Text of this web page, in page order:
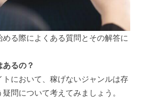
る際によくある質問とその解答に
るの？
において、稼げないジャンルは存
問について考えてみましょう。